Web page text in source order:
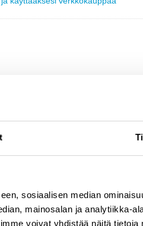
sosiaalisen median
mainosalan ja analytiikka-
voivat yhdistää näitä tietoja
wishlist